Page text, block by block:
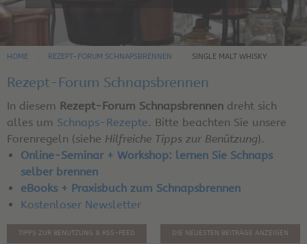
HOME REZEPT-FORUM SCHNAPSBRENNEN SINGLE MALT WHISKY
Rezept-Forum Schnapsbrennen
In diesem Rezept-Forum Schnapsbrennen dreht sich
alles um Schnaps-Rezepte. Bitte beachten Sie unsere
Forenregeln (siehe Hilfreiche Tipps zur Benützung).
Online-Seminar + Workshop: lernen Sie Schnaps
selber brennen
eBooks + Praxisbuch zum Schnapsbrennen
Kostenloser Newsletter
TIPPS ZUR BENUTZUNG & RSS-FEED DIE NEUESTEN BEITRÄGE ANZEIGEN